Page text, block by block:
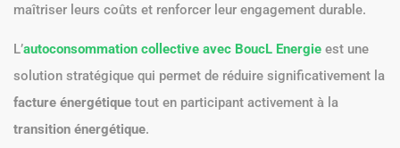
maîtriser leurs coûts et renforcer leur engagement durable.
L’autoconsommation collective avec BoucL Energie est une
solution stratégique qui permet de réduire significativement la
facture énergétique tout en participant activement à la
transition énergétique.